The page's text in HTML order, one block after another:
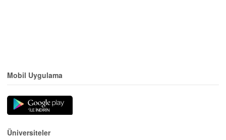
Mobil Uygulama
Üniversiteler